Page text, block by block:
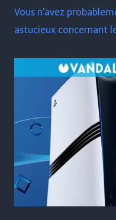
Vous n'avez
astucieux concernant